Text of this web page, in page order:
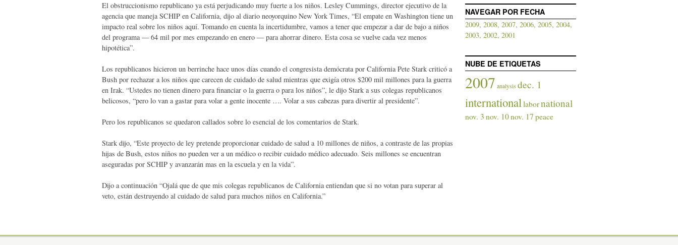
El obstruccionismo republicano ya está perjudicando muy fuerte a los niños. Lesley Cummings, director ejecutivo de la
agencia que maneja SCHIP en California, dijo al diario neoyorquino New York Times, “El empate en Washington tiene un
impacto real sobre los niños aquí. Tomando en cuenta la incertidumbre, vamos a tener que empezar a dar de bajo a niños
del programa — 64 mil por mes empezando en enero — para ahorrar dinero. Esta cosa se vuelve cada vez menos
hipotética”.
Los republicanos hicieron un berrinche hace unos días cuando el congresista demócrata por California Pete Stark criticó a
Bush por rechazar a los niños que carecen de cuidado de salud mientras que exigía otros $200 mil millones para la guerra
en Irak. “Ustedes no tienen dinero para financiar o la guerra o para los niños”, le dijo Stark a sus colegas republicanos
belicosos, “pero lo van a gastar para volar a gente inocente …. Volar a sus cabezas para divertir al presidente”.
Pero los republicanos se quedaron callados sobre lo esencial de los comentarios de Stark.
Stark dijo, “Este proyecto de ley pretende proporcionar cuidado de salud a 10 millones de niños, a contraste de las propias
hijas de Bush, estos niños no pueden ver a un médico o recibir cuidado médico adecuado. Seis millones se encuentran
aseguradas por SCHIP y avanzarán mas en la escuela y en la vida”.
Dijo a continuación “Ojalá que de que mis colegas republicanos de California entiendan que si no votan para superar al
veto, están destruyendo al cuidado de salud para muchos niños en California.”
NAVEGAR POR FECHA
2009, 2008, 2007, 2006, 2005, 2004,
2003, 2002, 2001
NUBE DE ETIQUETAS
2007 analysis dec. 1
internationallabornational
nov. 3 nov. 10nov. 17 peace